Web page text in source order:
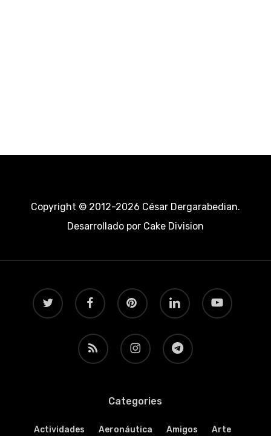
Copyright © 2012-2026 César Dergarabedian.
Desarrollado porCake Division
twitter facebook pinterest linkedin youtube
RSS instagram telegram
Categories
Actividades Aeronáutica Amigos Arte